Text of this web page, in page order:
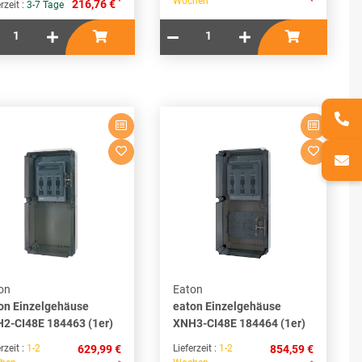
: 3-7 Tage 216,76 €
Einzelgehäuse
CI48E 184463 (1er)
: 1-2
629,99 €
Eaton
eaton Einzelgehäuse
XNH3-CI48E 184464 (1er)
Lieferzeit : 1-2
854,59 €